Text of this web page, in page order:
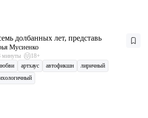
долбанных лет, представь
Мусиенко
минуты
18+
артхаус автофикшн
лиричный